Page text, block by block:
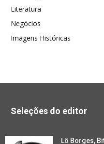
Literatura
Negócios
Imagens Históricas
Seleções do editor
Lô Borges,